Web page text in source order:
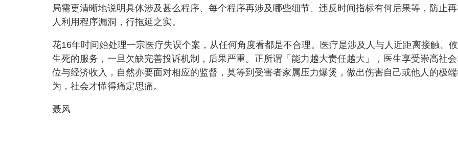
局需更清晰地说明具体涉及甚么程序、每个程序再涉及哪些细节、违反时间指标有何后果等，防止
人利用程序漏洞，行拖延之实。
花16年时间始处理一宗医疗失误个案，从任何角度看都是不合理。医疗是涉及人与人近距离接触、
生死的服务，一旦欠缺完善投诉机制，后果严重。正所谓「能力越大责任越大」，医生享受崇高社
位与经济收入，自然亦要面对相应的监督，莫等到受害者家属压力爆煲，做出伤害自己或他人的极
为，社会才懂得痛定思痛。
聂风